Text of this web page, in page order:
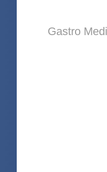
Gastro